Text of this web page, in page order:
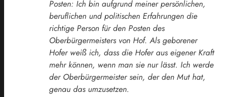
Posten: Ich bin aufgrund meiner persönlichen,
beruflichen und politischen Erfahrungen die
richtige Person für den Posten des
Oberbürgermeisters von Hof. Als geborener
Hofer weiß ich, dass die Hofer aus eigener Kraft
mehr können, wenn man sie nur lässt. Ich werde
der Oberbürgermeister sein, der den Mut hat,
genau das umzusetzen.